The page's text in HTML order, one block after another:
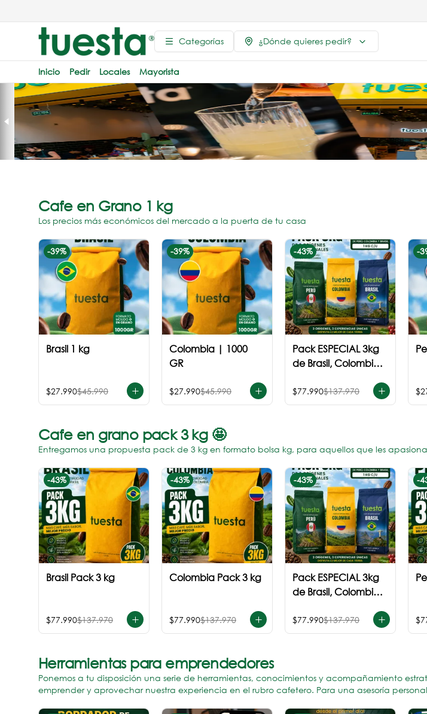
Categorías ¿Dónde quieres pedir?
Inicio Pedir Locales Mayorista
Cafe en Grano 1 kg
Los precios más económicos del mercado a la puerta de tu casa
-39%
Brasil 1 kg
$27.990$45.990
-39%
Colombia | 1000
GR
$27.990$45.990
-43%
Pack ESPECIAL 3kg
de Brasil, Colombia
$77.990$137.970
-
Cafe en grano pack 3 kg 🤩
Entregamos una propuesta pack de 3 kg en formato bolsa kg, para aquellos que les
-43%
Brasil Pack 3 kg
$77.990$137.970
-43%
Colombia Pack 3 kg
$77.990$137.970
-43%
Pack ESPECIAL 3kg
de Brasil, Colombia
$77.990$137.970
-
Herramientas para emprendedores
Ponemos a tu disposición una serie de herramientas, conocimientos y acompañamiento
emprender y aprovechar nuestra experiencia en el rubro cafetero. Para una asesoría